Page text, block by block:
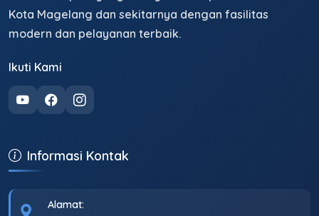
Kota Magelang dan sekitarnya dengan fasilitas
modern dan pelayanan terbaik.
Ikuti Kami
Informasi Kontak
Alamat: